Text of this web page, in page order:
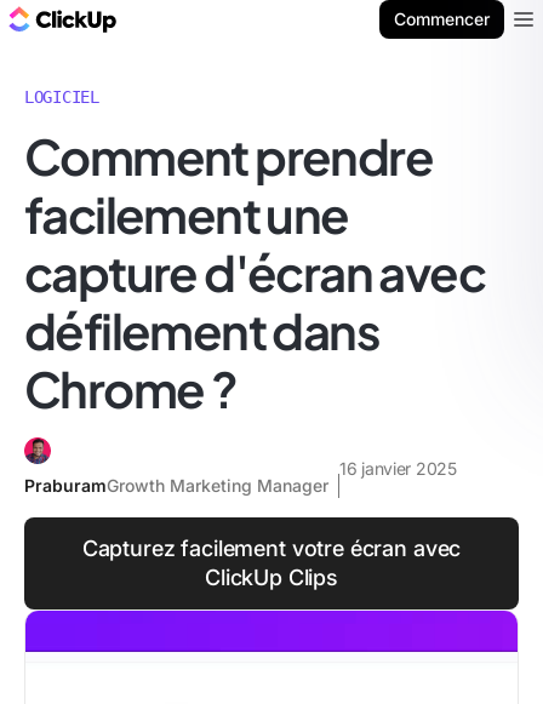
Commencer
LOGICIEL
Comment prendre
facilement une
capture d'écran avec
défilement dans
Chrome ?
PraburamGrowth Marketing Manager
16 janvier 2025
Capturez facilement votre écran avec
ClickUp Clips